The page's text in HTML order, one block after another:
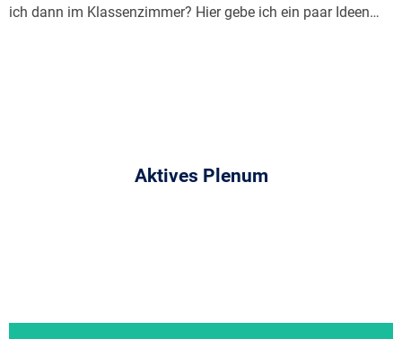
ich dann im Klassenzimmer? Hier gebe ich ein paar Ideen…
Aktives Plenum
Hier klicken